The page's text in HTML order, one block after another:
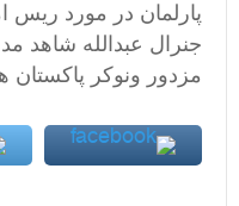
پارلمان در مورد ریس
جنرال عبدالله شاهد
مزدور ونوکر پاکستان